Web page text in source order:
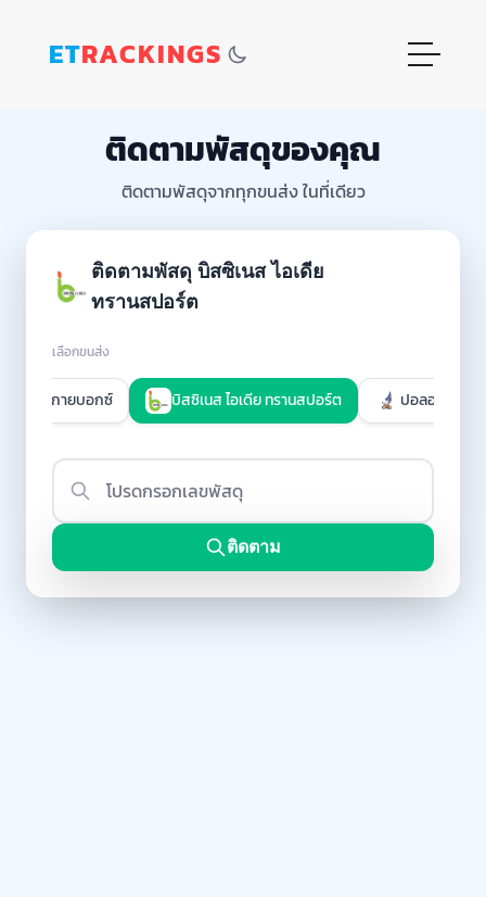
ETRACKINGS
ติดตามพัสดุของคุณ
ติดตามพัสดุจากทุกขนส่ง ในที่เดียว
ติดตามพัสดุ บิสซิเนส ไอเดีย
ทรานสปอร์ต
เลือกขนส่ง
สกายบอกซ์ บิสซิเนส ไอเดีย ทรานสปอร์ต ปอลอ เอ็กซ์เ
ติดตาม